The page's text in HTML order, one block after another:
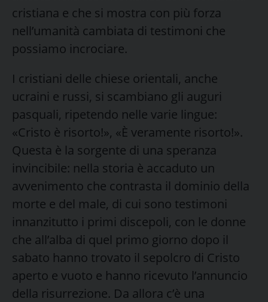
cristiana e che si mostra con più forza
nell’umanità cambiata di testimoni che
possiamo incrociare.
I cristiani delle chiese orientali, anche
ucraini e russi, si scambiano gli auguri
pasquali, ripetendo nelle varie lingue:
«Cristo è risorto!», «È veramente risorto!».
Questa è la sorgente di una speranza
invincibile: nella storia è accaduto un
avvenimento che contrasta il dominio della
morte e del male, di cui sono testimoni
innanzitutto i primi discepoli, con le donne
che all’alba di quel primo giorno dopo il
sabato hanno trovato il sepolcro di Cristo
aperto e vuoto e hanno ricevuto l’annuncio
della risurrezione. Da allora c’è una